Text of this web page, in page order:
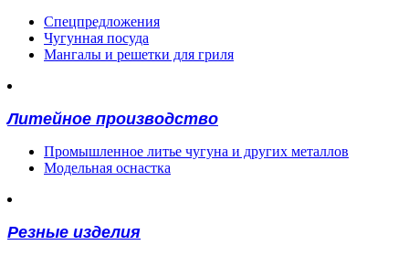
Спецпредложения
Чугунная посуда
Мангалы и решетки для гриля
Литейное производство
Промышленное литье чугуна и других металлов
Модельная оснастка
Резные изделия